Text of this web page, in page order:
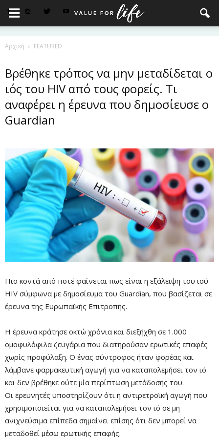
Αρχική FEATURED
Βρέθηκε τρόπος να μην μεταδίδεται ο
ιός του HIV από τους φορείς. Τι
αναφέρει η έρευνα που δημοσίευσε ο
Guardian
Πιο κοντά από ποτέ φαίνεται πως είναι η εξάλειψη του ιού
HIV σύμφωνα με δημοσίευμα του Guardian, που βασίζεται σε
έρευνα της Ευρωπαϊκής Επιτροπής.
Η έρευνα κράτησε οκτώ χρόνια και διεξήχθη σε 1.000
ομοφυλόφιλα ζευγάρια που διατηρούσαν ερωτικές επαφές
χωρίς προφύλαξη. Ο ένας σύντροφος ήταν φορέας και
λάμβανε φαρμακευτική αγωγή για να καταπολεμήσει τον ιό
και δεν βρέθηκε ούτε μία περίπτωση μετάδοσής του.
Mute
Οι ερευνητές υποστηρίζουν ότι η αντιρετροϊκή αγωγή που
χρησιμοποιείται για να καταπολεμήσει τον ιό σε μη
ανιχνεύσιμα επίπεδα σημαίνει επίσης ότι δεν μπορεί να
μεταδοθεί μέσω ερωτικής επαφής.